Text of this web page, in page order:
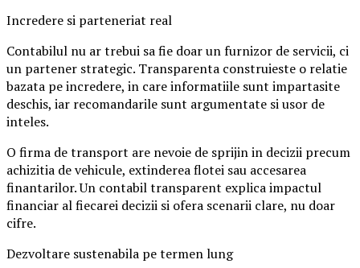
Incredere si parteneriat real
Contabilul nu ar trebui sa fie doar un furnizor de servicii, ci
un partener strategic. Transparenta construieste o relatie
bazata pe incredere, in care informatiile sunt impartasite
deschis, iar recomandarile sunt argumentate si usor de
inteles.
O firma de transport are nevoie de sprijin in decizii precum
achizitia de vehicule, extinderea flotei sau accesarea
finantarilor. Un contabil transparent explica impactul
financiar al fiecarei decizii si ofera scenarii clare, nu doar
cifre.
Dezvoltare sustenabila pe termen lung